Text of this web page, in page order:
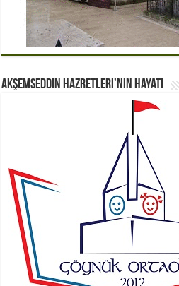
Akşemseddin Hazretleri’nin Hayatı